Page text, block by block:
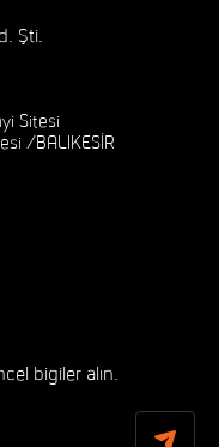
Şti.
Sitesi
/BALIKESİR
bigiler alın.